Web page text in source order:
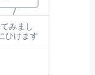
みまし
ひけます